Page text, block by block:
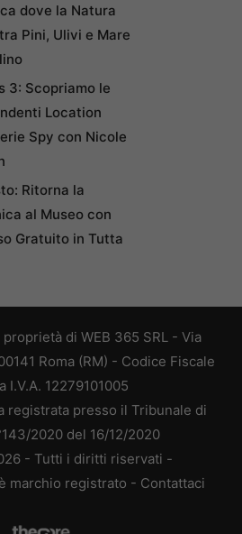
dove la Natura
Pini, Ulivi e Mare
3: Scopriamo le
Location
Spy con Nicole
Ritorna la
al Museo con
Gratuito in Tutta
di WEB 365 SRL - Via
Roma (RM) - Codice Fiscale
I.V.A. 12279101005
registrata presso il Tribunale di
2020 del 16/12/2020
- Tutti i diritti riservati -
marchio registrato - Contattaci